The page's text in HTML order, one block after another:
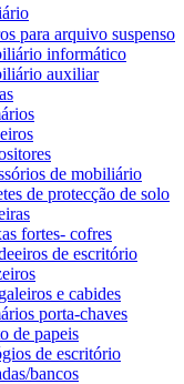
para arquivo suspenso
informático
auxiliar
de mobiliário
de protecção de solo
fortes- cofres
de escritório
e cabides
porta-chaves
de papeis
de escritório
bancos